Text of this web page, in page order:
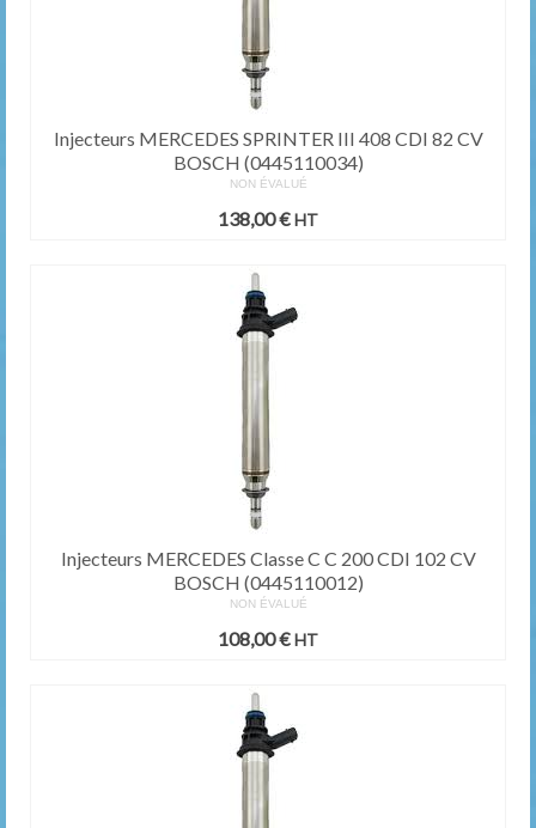
Injecteurs MERCEDES SPRINTER III 408 CDI 82 CV
BOSCH (0445110034)
NON ÉVALUÉ
138,00€ HT
Injecteurs MERCEDES Classe C C 200 CDI 102 CV
BOSCH (0445110012)
NON ÉVALUÉ
108,00€ HT